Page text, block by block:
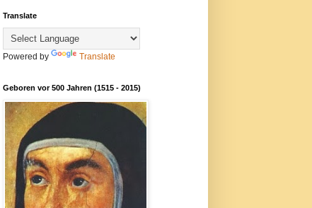
Translate
Powered by Translate
Geboren vor 500 Jahren (1515 - 2015)